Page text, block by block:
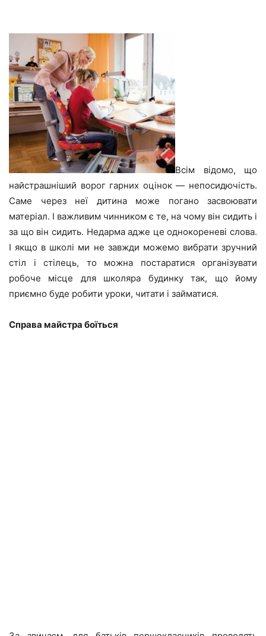
Всім відомо, що
найстрашніший ворог гарних оцінок — непосидючість.
Саме через неї дитина може погано засвоювати
матеріал. І важливим чинником є те, на чому він сидить і
за що він сидить. Недарма адже це однокореневі слова.
І якщо в школі ми не завжди можемо вибрати зручний
стіл і стілець, то можна постаратися організувати
робоче місце для школяра будинку так, що йому
приємно буде робити уроки, читати і займатися.
Справа майстра боїться